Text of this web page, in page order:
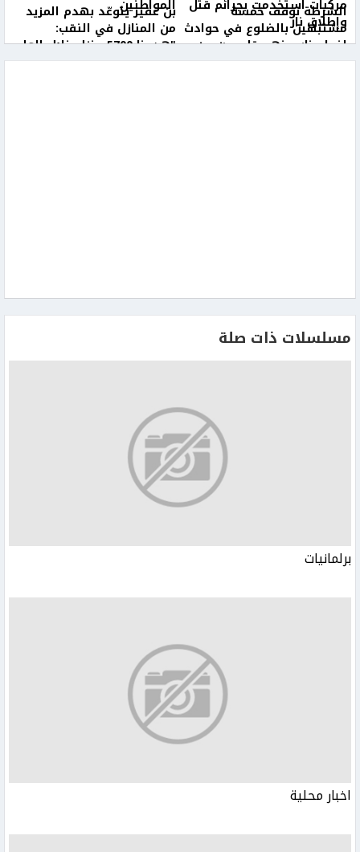
مركبات استُخدمت بجرائم قتل
وإطلاق نار
المواطنين الشرطة توقف خمسة
مشتبهين بالضلوع في حوادث
إضرام نار بينهم قاصرون من
شرقي القدس
بن غفير يتوعّد بهدم المزيد
من المنازل في النقب:
"هدمنا 5700 منزل خلال العام
الأخير"
مسلسلات ذات صلة
برلمانيات
اخبار محلية